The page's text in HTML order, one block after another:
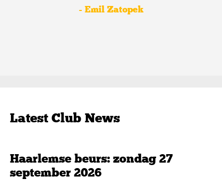
- Emil Zatopek
Latest Club News
Haarlemse beurs: zondag 27
september 2026